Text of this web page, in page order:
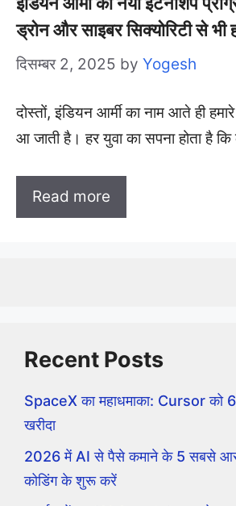
ड्रोन और साइबर सिक्योरिटी से भी
दिसम्बर 2, 2025 by Yogesh
दोस्तों, इंडियन आर्मी का नाम आते ही
आ जाती है। हर युवा का सपना होता है
Read more
Recent Posts
SpaceX का महाधमाका: Cursor को
खरीदा
2026 में AI से पैसे कमाने के 5 सबसे
कोडिंग के शुरू करें